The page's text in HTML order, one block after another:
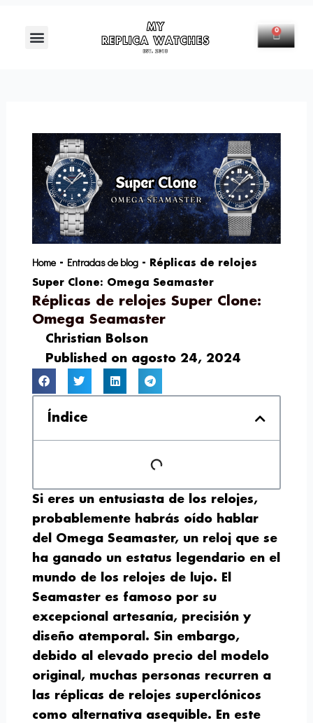
Menú 0
Home - Entradas de blog - Réplicas de relojes
Super Clone: Omega Seamaster
Réplicas de relojes Super Clone:
Omega Seamaster
Christian Bolson
Published on agosto 24, 2024
Índice
Si eres un entusiasta de los relojes,
probablemente habrás oído hablar
del Omega Seamaster, un reloj que se
ha ganado un estatus legendario en el
mundo de los relojes de lujo. El
Seamaster es famoso por su
excepcional artesanía, precisión y
diseño atemporal. Sin embargo,
debido al elevado precio del modelo
original, muchas personas recurren a
las réplicas de relojes superclónicos
como alternativa asequible. En este